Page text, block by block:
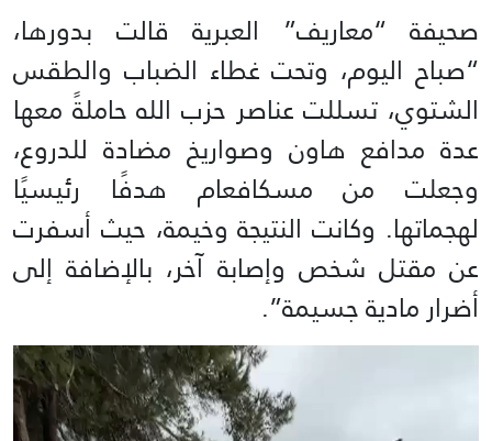
صحيفة “معاريف” العبرية قالت بدورها،
“صباح اليوم، وتحت غطاء الضباب والطقس
الشتوي، تسللت عناصر حزب الله حاملةً معها
عدة مدافع هاون وصواريخ مضادة للدروع،
وجعلت من مسكافعام هدفًا رئيسيًا
لهجماتها. وكانت النتيجة وخيمة، حيث أسفرت
عن مقتل شخص وإصابة آخر، بالإضافة إلى
أضرار مادية جسيمة”.